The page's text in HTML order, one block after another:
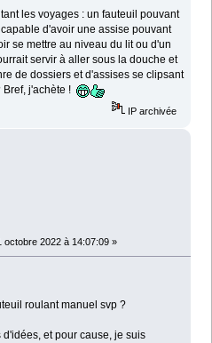
les voyages : un fauteuil pouvant
d'avoir une assise pouvant
se mettre au niveau du lit ou d'un
servir à aller sous la douche et
de dossiers et d'assises se clipsant
Bref, j'achète !
IP archivée
octobre 2022 à 14:07:09 »
roulant manuel svp ?
et pour cause, je suis